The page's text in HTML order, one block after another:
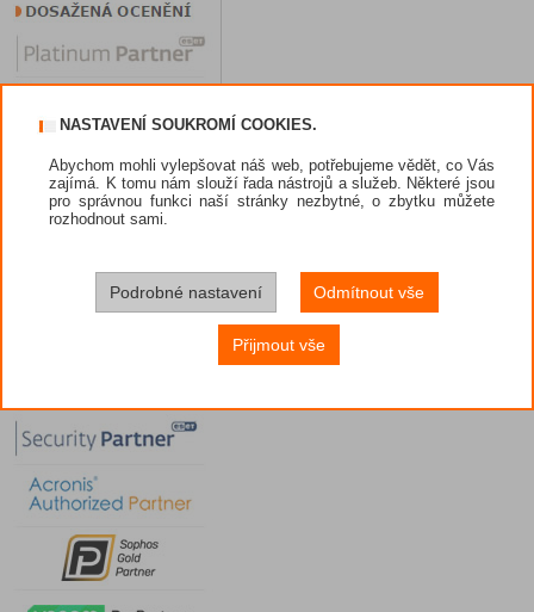
NASTAVENÍ SOUKROMÍ COOKIES.
Abychom mohli vylepšovat náš web, potřebujeme vědět, co Vás
zajímá. K tomu nám slouží řada nástrojů a služeb. Některé jsou
pro správnou funkci naší stránky nezbytné, o zbytku můžete
rozhodnout sami.
Podrobné nastavení Odmítnout vše
Přijmout vše